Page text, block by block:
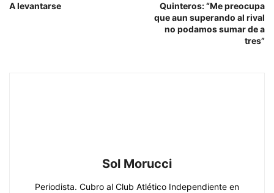
A levantarse
Quinteros: “Me preocupa
que aun superando al rival
no podamos sumar de a
tres”
Sol Morucci
Periodista. Cubro al Club Atlético Independiente en